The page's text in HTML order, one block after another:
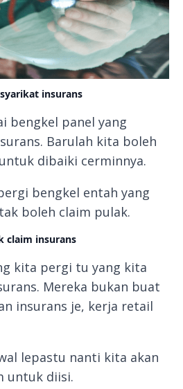
insurans
bengkel panel yang
Barulah kita boleh
dibaiki cerminnya.
bengkel entah yang
boleh claim pulak.
claim insurans
kita pergi tu yang kita
Mereka bukan buat
insurans je, kerja retail
lepastu nanti kita akan
untuk diisi.